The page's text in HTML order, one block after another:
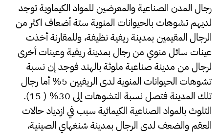
رجال المدن الصناعية والمعرضين للمواد الكيماوية توجد
لديهم تشوهات بالحيوانات المنوية ستة أضعاف اكثر من
الرجال المقيمين بمدينة ريفية نظيفة، وللمقارنة أخذت
عينات سائل منوي من رجال بمدينة ريفية وعينات أخرى
لرجال من مدينة صناعية ملوثة بالهند فوجد إن نسبة
تشوهات الحيوانات المنوية لدى الريفيين 5% أما رجال
تلك المدينة فتصل نسبة التشوهات إلى 30% ( 15).
التلوث بالمواد الصناعية الكيمائية سبب في ازدياد حالات
العقم والضعف لدى الرجال بمدينة شنغهاي الصينية،